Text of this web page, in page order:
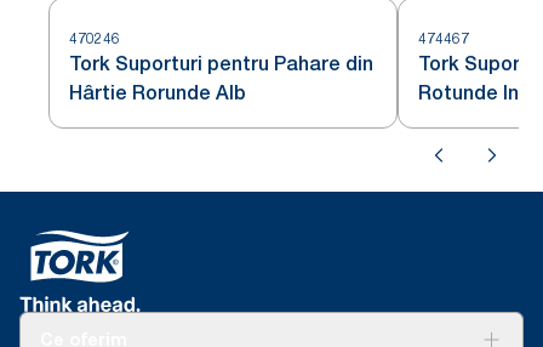
470246
Tork Suporturi pentru Pahare din
Hârtie Rorunde Alb
474467
Tork
Rotunde